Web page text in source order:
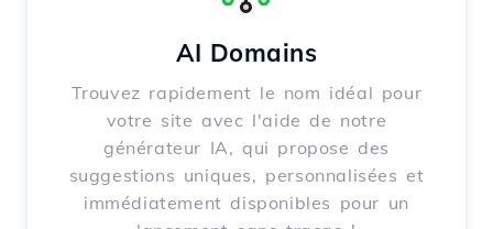
AI Domains
Trouvez rapidement le nom idéal pour
votre site avec l'aide de notre
générateur IA, qui propose des
suggestions uniques, personnalisées et
immédiatement disponibles pour un